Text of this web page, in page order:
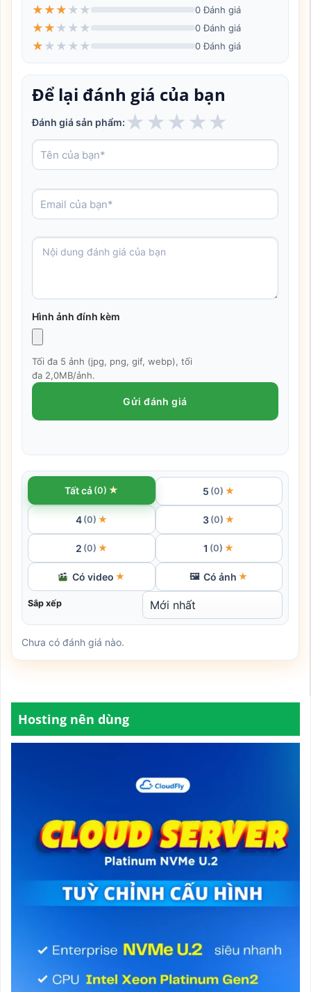
★ ★ ★ ★ ★ 0 Đánh giá
★ ★ ★ ★ ★ 0 Đánh giá
★ ★ ★ ★ ★ 0 Đánh giá
Để lại đánh giá của bạn
Đánh giá sản phẩm: ★ ★ ★ ★★
Hình ảnh đính kèm
Tối đa 5 ảnh (jpg, png, gif, webp), tối
đa 2,0MB/ảnh.
Gửi đánh giá
Tất cả (0) ★ 5 (0) ★
4 (0) ★ 3 (0) ★
2 (0) ★ 1 (0) ★
Có video ★ 🖼 Có ảnh ★
Sắp xếp
Chưa có đánh giá nào.
Hosting nên dùng